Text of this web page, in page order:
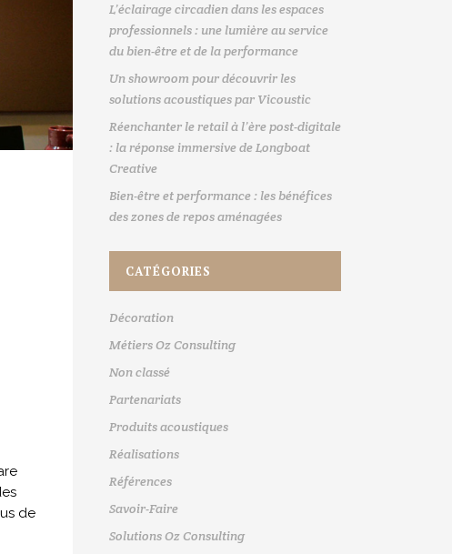
de
L’éclairage circadien dans les espaces
professionnels : une lumière au service
du bien-être et de la performance
Un showroom pour découvrir les
solutions acoustiques par Vicoustic
Réenchanter le retail à l’ère post-digitale
: la réponse immersive de Longboat
Creative
Bien-être et performance : les bénéfices
des zones de repos aménagées
CATÉGORIES
Décoration
Métiers Oz Consulting
Non classé
Partenariats
Produits acoustiques
Réalisations
Références
Savoir-Faire
Solutions Oz Consulting